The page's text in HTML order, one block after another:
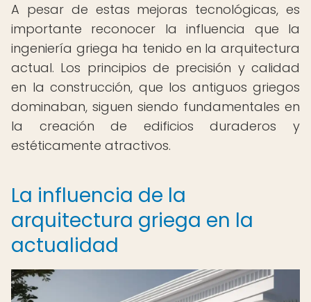
A pesar de estas mejoras tecnológicas, es
importante reconocer la influencia que la
ingeniería griega ha tenido en la arquitectura
actual. Los principios de precisión y calidad
en la construcción, que los antiguos griegos
dominaban, siguen siendo fundamentales en
la creación de edificios duraderos y
estéticamente atractivos.
La influencia de la
arquitectura griega en la
actualidad